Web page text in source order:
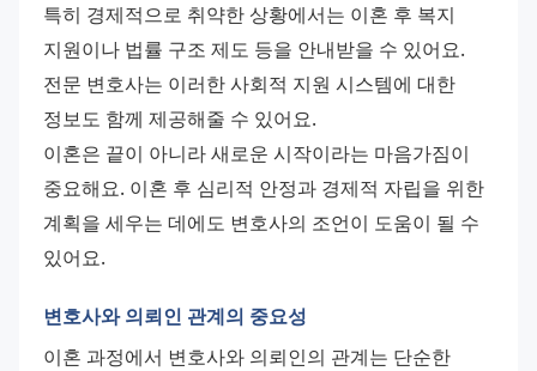
특히 경제적으로 취약한 상황에서는 이혼 후 복지
지원이나 법률 구조 제도 등을 안내받을 수 있어요.
전문 변호사는 이러한 사회적 지원 시스템에 대한
정보도 함께 제공해줄 수 있어요.
이혼은 끝이 아니라 새로운 시작이라는 마음가짐이
중요해요. 이혼 후 심리적 안정과 경제적 자립을 위한
계획을 세우는 데에도 변호사의 조언이 도움이 될 수
있어요.
변호사와 의뢰인 관계의 중요성
이혼 과정에서 변호사와 의뢰인의 관계는 단순한